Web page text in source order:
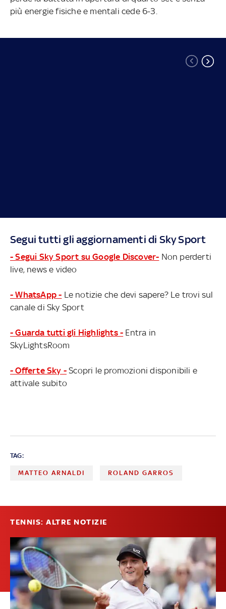
più energie fisiche e mentali cede 6-3.
Segui tutti gli aggiornamenti di Sky Sport
- Segui Sky Sport su Google Discover- Non perderti
live, news e video
- WhatsApp - Le notizie che devi sapere? Le trovi sul
canale di Sky Sport
- Guarda tutti gli Highlights - Entra in
SkyLightsRoom
- Offerte Sky - Scopri le promozioni disponibili e
attivale subito
TAG:
MATTEO ARNALDI ROLAND GARROS
TENNIS: ALTRE NOTIZIE